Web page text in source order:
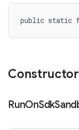
public static
RunOnSdk